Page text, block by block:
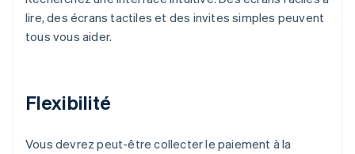
lire, des écrans tactiles et des invites simples peuvent
tous vous aider.
Flexibilité
Vous devrez peut-être collecter le paiement à la